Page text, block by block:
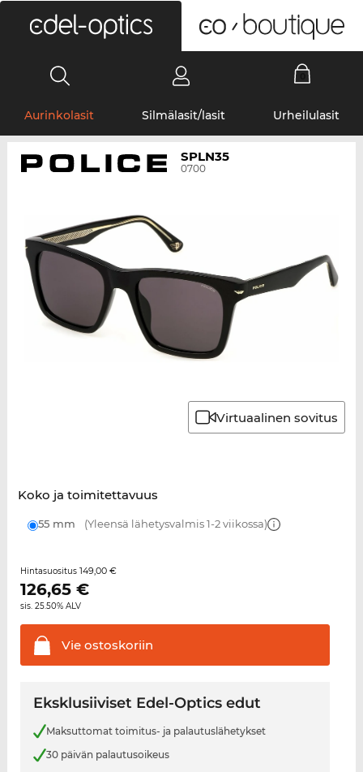
Aurinkolasit Silmälasit/lasit Urheilulasit
SPLN35
0700
Virtuaalinen sovitus
Koko ja toimitettavuus
55 mm (Yleensä lähetysvalmis 1-2 viikossa)
Hintasuositus 149,00 €
126,65€
sis. 25.50% ALV
Vieostoskoriin
Eksklusiiviset Edel-Optics edut
Maksuttomat toimitus- ja palautuslähetykset
30 päivän palautusoikeus